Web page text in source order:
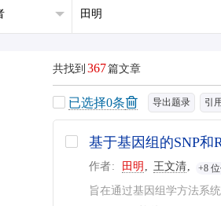
共找到 367篇文章
已选择0条 导出题录 引
基于基因组的SNP和
作者 田明 王文清 +8
旨在通过基因组学方法系